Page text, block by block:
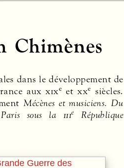
Chimènes
auxxixe etxxe siècles.
Mécènes et musiciens. Du
sous la iiie République